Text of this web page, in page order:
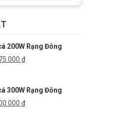
200W Rạng Đông
₫.
₫Giá
là:
3.375.000 ₫.
300W Rạng Đông
₫Giá